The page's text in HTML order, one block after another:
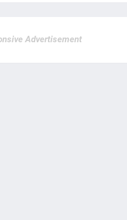
Advertisement